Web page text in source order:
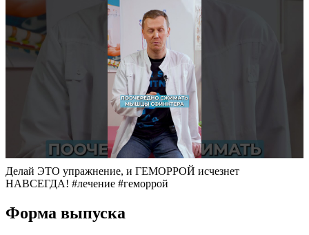
Делай ЭТО упражнение, и ГЕМОРРОЙ исчезнет
НАВСЕГДА! #лечение #геморрой
Форма выпуска